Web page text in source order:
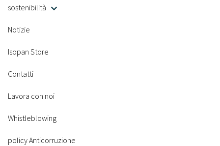
sostenibilità
Notizie
Isopan Store
Contatti
Lavora con noi
Whistleblowing
policy Anticorruzione